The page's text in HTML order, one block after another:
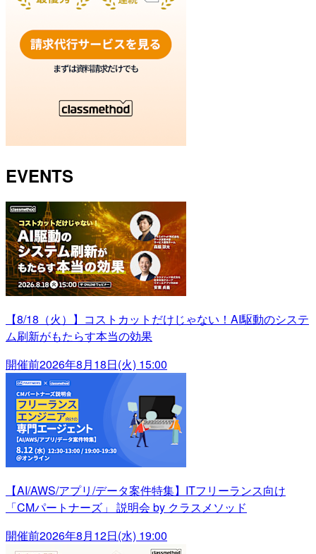
EVENTS
【8/18（火）】コストカットだけじゃない！AI駆動のシステ
ム刷新がもたらす本当の効果
開催前2026年8月18日(火) 15:00
【AI/AWS/アプリ/データ案件特集】ITフリーランス向け
「CMパートナーズ」 説明会 by クラスメソッド
開催前2026年8月12日(水) 19:00